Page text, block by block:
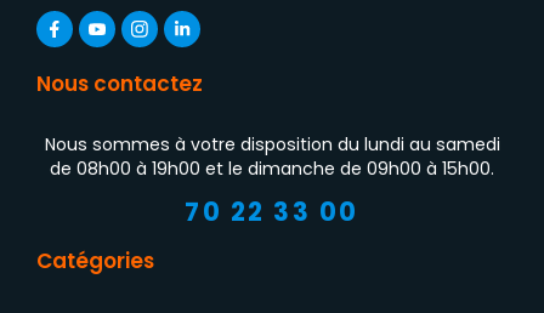
Nous contactez
Nous sommes à votre disposition du lundi au samedi
de 08h00 à 19h00 et le dimanche de 09h00 à 15h00.
70 22 33 00
Catégories